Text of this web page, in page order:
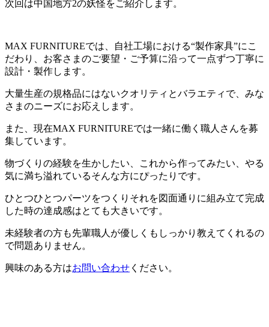
次回は中国地方2の妖怪をご紹介します。
MAX FURNITUREでは、自社工場における“製作家具”にこ
だわり、お客さまのご要望・ご予算に沿って一点ずつ丁寧に
設計・製作します。
大量生産の規格品にはないクオリティとバラエティで、みな
さまのニーズにお応えします。
また、現在MAX FURNITUREでは一緒に働く職人さんを募
集しています。
物づくりの経験を生かしたい、これから作ってみたい、やる
気に満ち溢れているそんな方にぴったりです。
ひとつひとつパーツをつくりそれを図面通りに組み立て完成
した時の達成感はとても大きいです。
未経験者の方も先輩職人が優しくもしっかり教えてくれるの
で問題ありません。
興味のある方はお問い合わせ ください。